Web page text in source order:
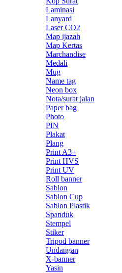
Laminasi
Lanyard
Laser CO2
Map ijazah
Map Kertas
Marchandise
Medali
Mug
Name tag
Neon box
Nota/surat jalan
Paper bag
Photo
PIN
Plakat
Plang
Print A3+
Print HVS
Print UV
Roll banner
Sablon
Sablon Cup
Sablon Plastik
Spanduk
Stempel
Stiker
Tripod banner
Undangan
X-banner
Yasin